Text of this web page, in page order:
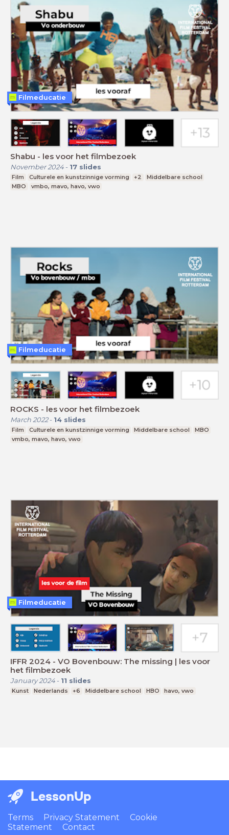
Shabu - les voor het filmbezoek
November 2024- 17 slides
Film Culturele en kunstzinnige vorming +2
Middelbare school
MBO
vmbo, mavo, havo, vwo
Filmeducatie
ROCKS - les voor het filmbezoek
March 2022- 14 slides
Film Culturele en kunstzinnige vorming Middelbare school
MBO
vmbo, mavo, havo, vwo
Filmeducatie
IFFR 2024 - VO Bovenbouw: The missing | les voor
het filmbezoek
January 2024- 11 slides
Kunst Nederlands +6 Middelbare school HBO havo, vwo
Filmeducatie
LessonUp
Terms Privacy Statement
Cookie
Statement
Contact